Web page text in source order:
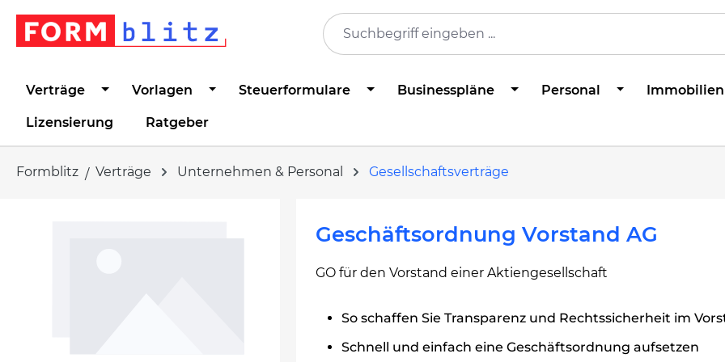
Zur Hauptnavigation springen
Verträge Vorlagen Steuerformulare Businesspläne Personal Immobilien
Lizensierung Ratgeber
Formblitz Verträge Unternehmen & Personal Gesellschaftsverträge
Geschäftsordnung Vorstand AG
GO für den Vorstand einer Aktiengesellschaft
So schaffen Sie Transparenz und Rechtssicherheit im
Schnell und einfach eine Geschäftsordnung aufsetzen